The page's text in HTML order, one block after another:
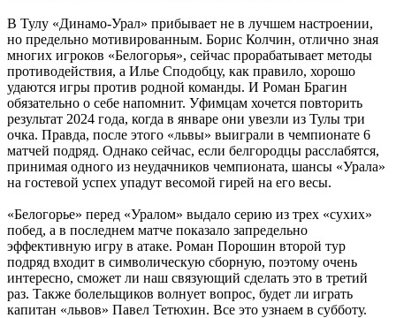
В Тулу «Динамо-Урал» прибывает не в лучшем настроении,
но предельно мотивированным. Борис Колчин, отлично зная
многих игроков «Белогорья», сейчас прорабатывает методы
противодействия, а Илье Сподобцу, как правило, хорошо
удаются игры против родной команды. И Роман Брагин
обязательно о себе напомнит. Уфимцам хочется повторить
результат 2024 года, когда в январе они увезли из Тулы три
очка. Правда, после этого «львы» выиграли в чемпионате 6
матчей подряд. Однако сейчас, если белгородцы расслабятся,
принимая одного из неудачников чемпионата, шансы «Урала»
на гостевой успех упадут весомой гирей на его весы.
«Белогорье» перед «Уралом» выдало серию из трех «сухих»
побед, а в последнем матче показало запредельно
эффективную игру в атаке. Роман Порошин второй тур
подряд входит в символическую сборную, поэтому очень
интересно, сможет ли наш связующий сделать это в третий
раз. Также болельщиков волнует вопрос, будет ли играть
капитан «львов» Павел Тетюхин. Все это узнаем в субботу.